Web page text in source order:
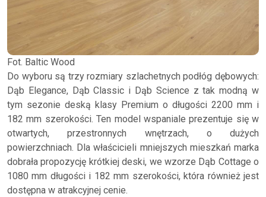
Fot. Baltic Wood
Do wyboru są trzy rozmiary szlachetnych podłóg dębowych:
Dąb Elegance, Dąb Classic i Dąb Science z tak modną w
tym sezonie deską klasy Premium o długości 2200 mm i
182 mm szerokości. Ten model wspaniale prezentuje się w
otwartych, przestronnych wnętrzach, o dużych
powierzchniach. Dla właścicieli mniejszych mieszkań marka
dobrała propozycję krótkiej deski, we wzorze Dąb Cottage o
1080 mm długości i 182 mm szerokości, która również jest
dostępna w atrakcyjnej cenie.